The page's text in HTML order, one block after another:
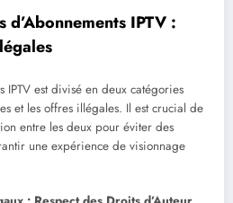
d’Abonnements IPTV :
IPTV est divisé en deux catégories
et les offres illégales. Il est crucial de
entre les deux pour éviter des
une expérience de visionnage